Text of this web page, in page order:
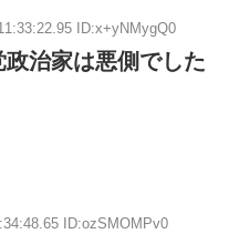
ID:x+yNMygQ0
治家は悪側でした
ID:ozSMOMPv0